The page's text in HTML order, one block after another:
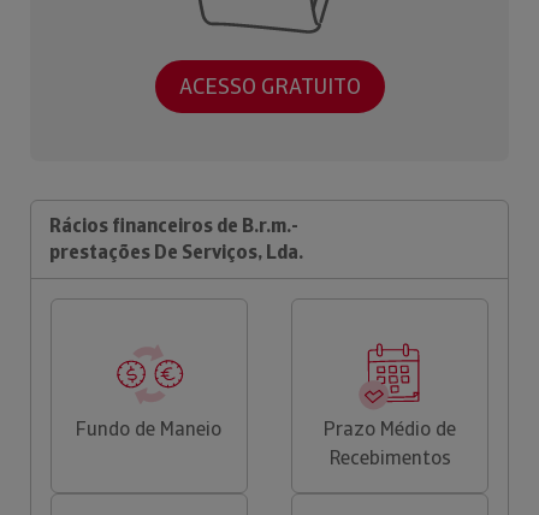
ACESSO GRATUITO
Rácios financeiros de B.r.m.-
prestações De Serviços, Lda.
Fundo de Maneio
Prazo Médio de
Recebimentos